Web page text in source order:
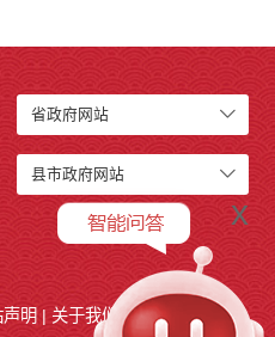
省政府网站
县市政府网站
声明 | 关于我们
x